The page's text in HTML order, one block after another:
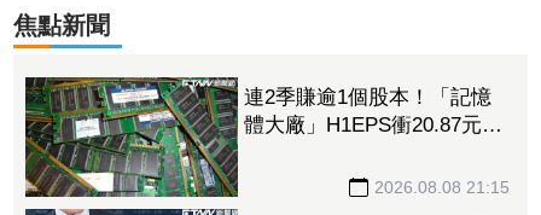
焦點新聞
連2季賺逾1個股本！「記憶
體大廠」H1EPS衝20.87元
2026.08.08 21:15